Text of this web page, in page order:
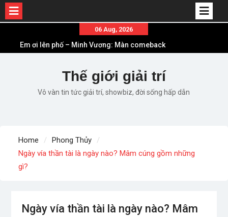
content
06 Aug, 2026
Em ơi lên phố – Minh Vương: Màn comeback
“ngoạn mục” với triệu view
nhưng vẫn ấn tượng
Lời bài hát Làm Gì Phải Hốt – Sản phẩm âm nhạc
List ca khúc nhạc tết hay và ý nghĩa nhất mỗi dịp
xuân về
Thế giới giải trí
Vô vàn tin tức giải trí, showbiz, đời sống hấp dẫn
Home
Phong Thủy
Ngày vía thần tài là ngày nào? Mâm cúng gồm những
gì?
Ngày vía thần tài là ngày nào? Mâm